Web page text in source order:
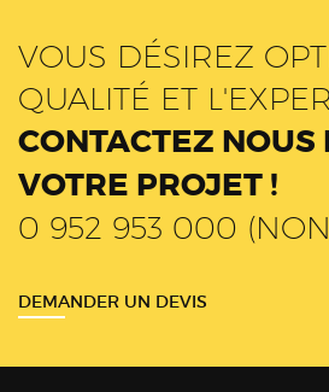
VOUS DÉSIREZ
QUALITÉ ET
CONTACTEZ NOUS
VOTRE PROJET !
0 952 953 000
DEMANDER UN DEVIS